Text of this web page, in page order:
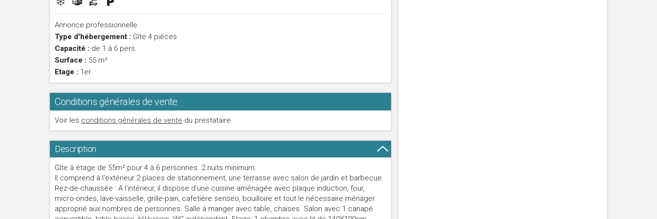
Annonce professionnelle
Type d'hébergement : Gîte 4 pièces
Capacité : de 1 à 6 pers.
Surface : 55 m²
Etage : 1er
Conditions générales de vente
Voir les conditions générales de vente du prestataire
Description
Gîte à étage de 55m² pour 4 à 6 personnes. 2 nuits minimum.
Il comprend à l'extérieur 2 places de stationnement, une terrasse avec salon de jardin et barbecue.
Rez-de-chaussée : A l'intérieur, il dispose d’une cuisine aménagée avec plaque induction, four,
micro-ondes, lave-vaisselle, grille-pain, cafetière senseo, bouilloire et tout le nécessaire ménager
approprié aux nombres de personnes. Salle à manger avec table, chaises. Salon avec 1 canapé